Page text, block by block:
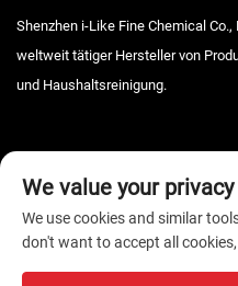
Shenzhen i-Like Fine Chemical
weltweit tätiger Hersteller von
und Haushaltsreinigung.
Copyright © 2026 Shenzhen i-
We value your privacy
We use cookies and similar
don't want to accept all